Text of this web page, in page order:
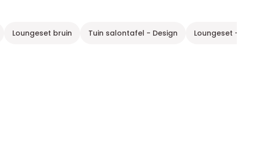
Loungeset bruin Tuin salontafel - Design Loungeset -